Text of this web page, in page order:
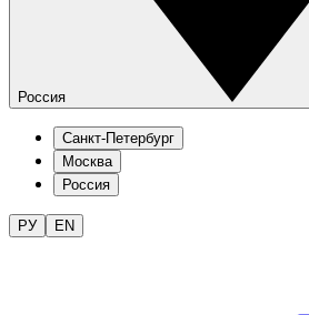
Россия
Санкт-Петербург
Москва
Россия
РУ EN